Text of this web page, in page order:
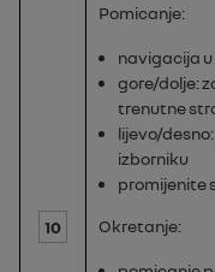
10
Pomicanje:
navigacija
gore/dolje:
trenutne
lijevo/
izborniku
promijenite
Okretanje: